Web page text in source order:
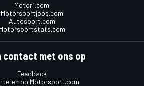
Motor1.com
Motorsportjobs.com
Autosport.com
contact met ons op
Feedback
op Motorsport.com